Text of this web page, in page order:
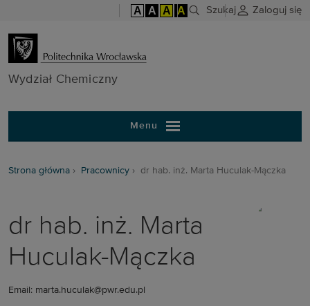
A A A A Szukaj Zaloguj się
Wydział
Wydział Chemiczny
Menu
Strona główna Pracownicy dr hab. inż. Marta Huculak-Mączka
dr hab. inż. Marta
Huculak-Mączka
Email: marta.huculak@pwr.edu.pl